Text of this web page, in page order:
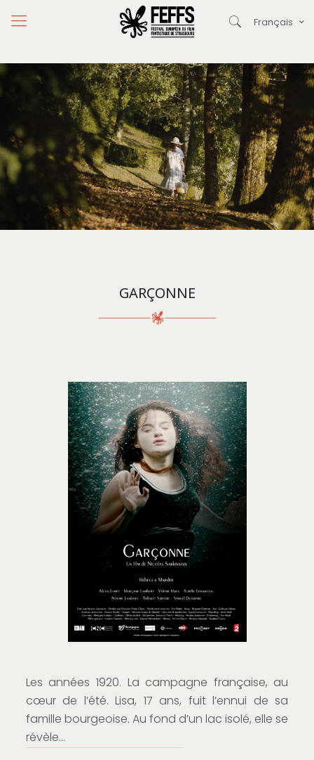
Français
GARÇONNE
Les années 1920. La campagne française, au
cœur de l’été. Lisa, 17 ans, fuit l’ennui de sa
famille bourgeoise. Au fond d’un lac isolé, elle se
révèle…